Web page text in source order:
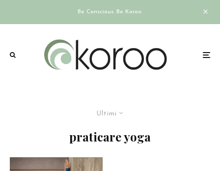
Be Conscious. Be Koroo.
Ultimi
praticare yoga